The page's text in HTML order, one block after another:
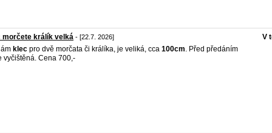
morčete králík velká - [22.7. 2026]
klec pro dvě morčata či králíka, je veliká, cca 100cm. Před předáním
vyčištěná. Cena 700,-
V